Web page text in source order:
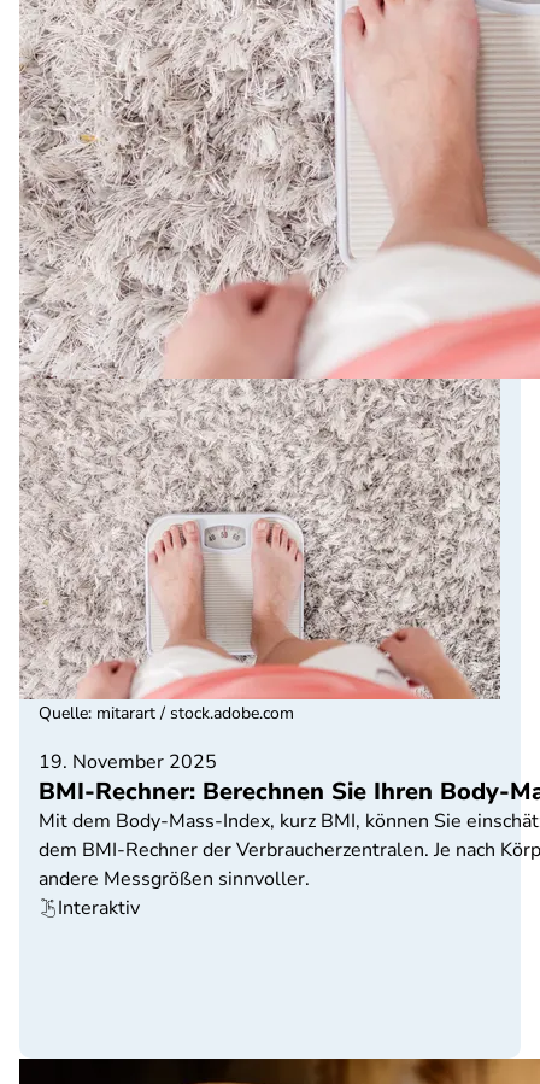
19. November 2025
BMI-Rechner: Berechnen Sie Ihren Body-
Mit dem Body-Mass-Index, kurz BMI, können Sie
dem BMI-Rechner der Verbraucherzentralen. Je nach
andere Messgrößen sinnvoller.
Interaktiv
Quelle: mitarart / stock.adobe.com